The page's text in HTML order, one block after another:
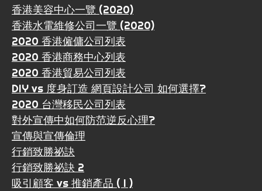
香港美容中心一覽 (2020)
香港水電維修公司一覽 (2020)
2020 香港僱傭公司列表
2020 香港商務中心列表
2020 香港貿易公司列表
DIY vs 度身訂造 網頁設計公司 如何選擇?
2020 台灣移民公司列表
對外宣傳中如何防范逆反心理?
宣傳與宣傳倫理
行銷致勝祕訣
行銷致勝祕訣 2
吸引顧客 vs 推銷產品 ( I )